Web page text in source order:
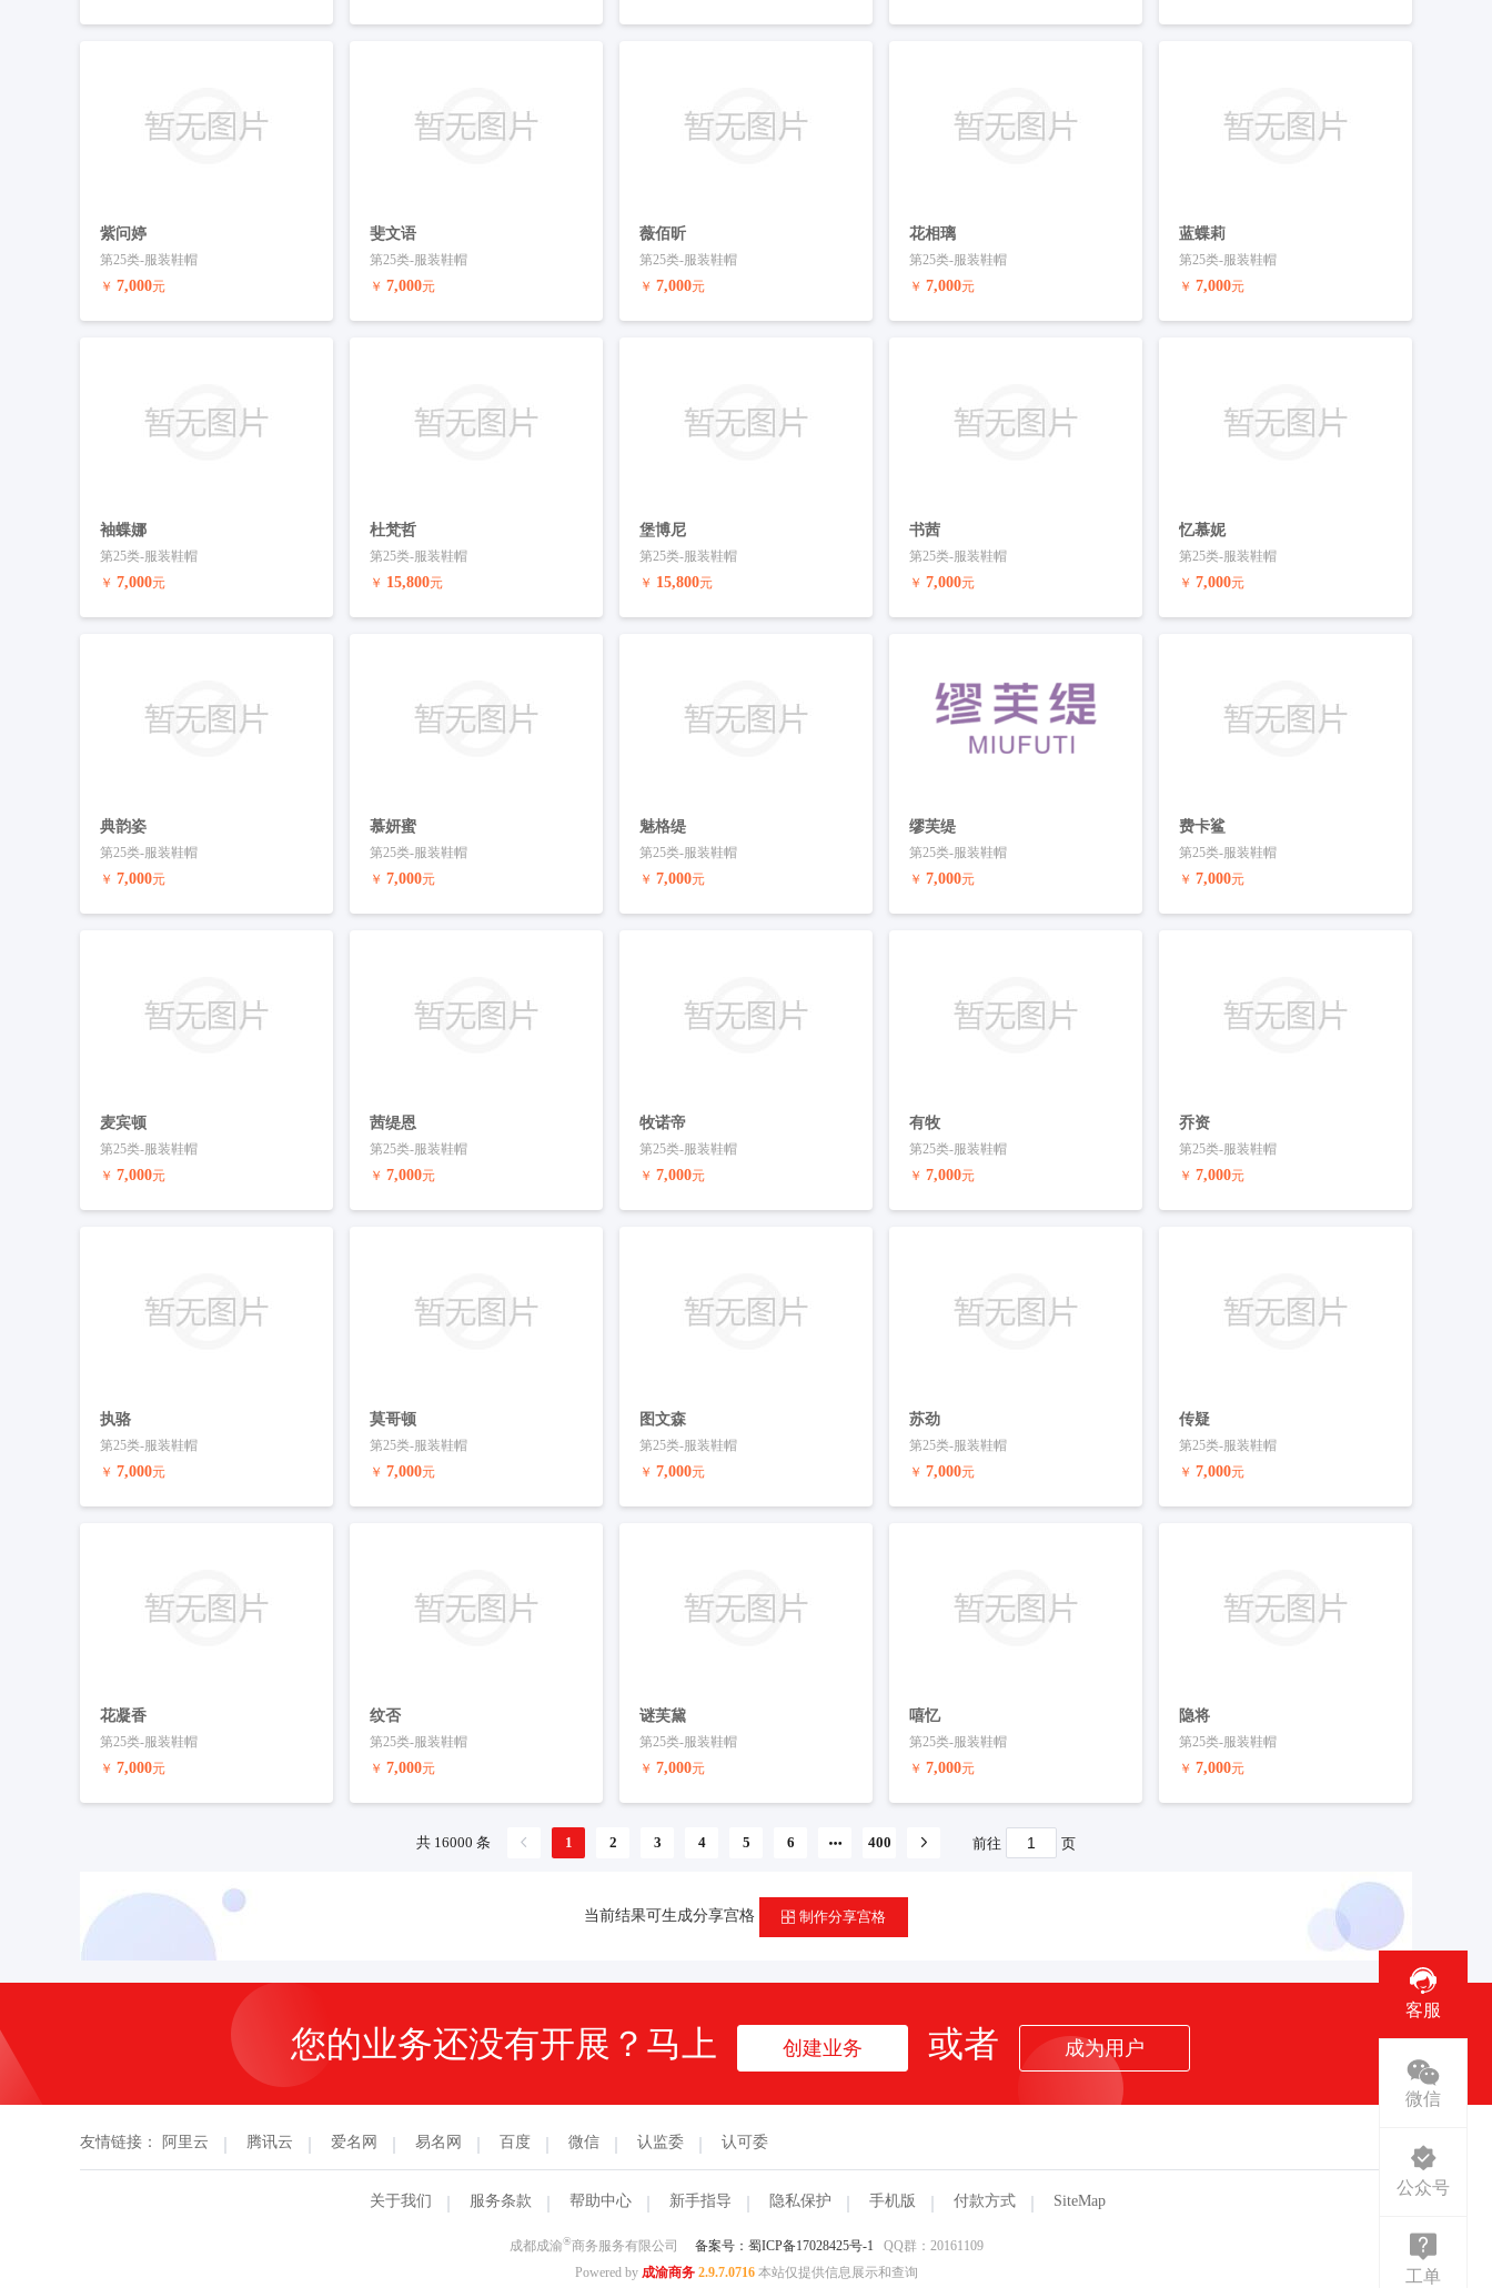
紫问婷
第25类-服装鞋帽
￥ 7,000元
斐文语
第25类-服装鞋帽
￥ 7,000元
薇佰昕
第25类-服装鞋帽
￥ 7,000元
花相璃
第25类-服装鞋帽
￥ 7,000元
蓝蝶莉
第25类-服装鞋帽
￥ 7,000元
袖蝶娜
第25类-服装鞋帽
￥ 7,000元
杜梵哲
第25类-服装鞋帽
￥ 15,800元
堡博尼
第25类-服装鞋帽
￥ 15,800元
书茜
第25类-服装鞋帽
￥ 7,000元
忆慕妮
第25类-服装鞋帽
￥ 7,000元
典韵姿
第25类-服装鞋帽
￥ 7,000元
慕妍蜜
第25类-服装鞋帽
￥ 7,000元
魅格缇
第25类-服装鞋帽
￥ 7,000元
缪芙缇
第25类-服装鞋帽
￥ 7,000元
费卡鲨
第25类-服装鞋帽
￥ 7,000元
麦宾顿
第25类-服装鞋帽
￥ 7,000元
茜缇恩
第25类-服装鞋帽
￥ 7,000元
牧诺帝
第25类-服装鞋帽
￥ 7,000元
有牧
第25类-服装鞋帽
￥ 7,000元
乔资
第25类-服装鞋帽
￥ 7,000元
执骆
第25类-服装鞋帽
￥ 7,000元
莫哥顿
第25类-服装鞋帽
￥ 7,000元
图文森
第25类-服装鞋帽
￥ 7,000元
苏劲
第25类-服装鞋帽
￥ 7,000元
传疑
第25类-服装鞋帽
￥ 7,000元
花凝香
第25类-服装鞋帽
￥ 7,000元
纹否
第25类-服装鞋帽
￥ 7,000元
谜芙黛
第25类-服装鞋帽
￥ 7,000元
嘻忆
第25类-服装鞋帽
￥ 7,000元
隐将
第25类-服装鞋帽
￥ 7,000元
共 16000 条
1 2 3 4 5 6 400 前往 页
当前结果可生成分享宫格 制作分享宫格
您的业务还没有开展？马上 创建业务 或者 成为用户
友情链接： 阿里云 腾讯云 爱名网 易名网 百度 微信 认监委 认可委
关于我们 服务条款 帮助中心 新手指导 隐私保护 手机版 付款方式 SiteMap
成都成渝®商务服务有限公司 备案号：蜀ICP备17028425号-1 QQ群：20161109
Powered by 成渝商务 2.9.7.0716本站仅提供信息展示和查询
客服
微信
公众号
工单